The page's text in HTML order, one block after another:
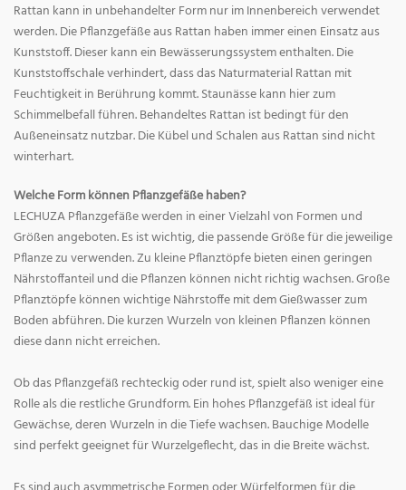
Rattan kann in unbehandelter Form nur im Innenbereich verwendet
werden. Die Pflanzgefäße aus Rattan haben immer einen Einsatz aus
Kunststoff. Dieser kann ein Bewässerungssystem enthalten. Die
Kunststoffschale verhindert, dass das Naturmaterial Rattan mit
Feuchtigkeit in Berührung kommt. Staunässe kann hier zum
Schimmelbefall führen. Behandeltes Rattan ist bedingt für den
Außeneinsatz nutzbar. Die Kübel und Schalen aus Rattan sind nicht
winterhart.
Welche Form können Pflanzgefäße haben?
LECHUZA Pflanzgefäße werden in einer Vielzahl von Formen und
Größen angeboten. Es ist wichtig, die passende Größe für die jeweilige
Pflanze zu verwenden. Zu kleine Pflanztöpfe bieten einen geringen
Nährstoffanteil und die Pflanzen können nicht richtig wachsen. Große
Pflanztöpfe können wichtige Nährstoffe mit dem Gießwasser zum
Boden abführen. Die kurzen Wurzeln von kleinen Pflanzen können
diese dann nicht erreichen.
Ob das Pflanzgefäß rechteckig oder rund ist, spielt also weniger eine
Rolle als die restliche Grundform. Ein hohes Pflanzgefäß ist ideal für
Gewächse, deren Wurzeln in die Tiefe wachsen. Bauchige Modelle
sind perfekt geeignet für Wurzelgeflecht, das in die Breite wächst.